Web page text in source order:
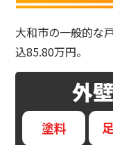
大和市の一般的な
込85.80万円。
外
塗料